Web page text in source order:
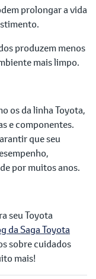
prolongar a vida
produzem menos
mais limpo.
os da linha Toyota,
e componentes.
que seu
por muitos anos.
seu Toyota
da Saga Toyota
sobre cuidados
mais!